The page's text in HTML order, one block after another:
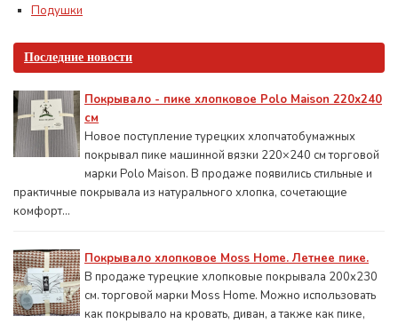
Последние новости
Покрывало - пике хлопковое Polo Maison 220х240
см
Новое поступление турецких хлопчатобумажных
покрывал пике машинной вязки 220×240 см торговой
марки Polo Maison. В продаже появились стильные и
практичные покрывала из натурального хлопка, сочетающие
комфорт...
Покрывало хлопковое Moss Home. Летнее пике.
В продаже турецкие хлопковые покрывала 200x230
см. торговой марки Moss Home. Можно использовать
как покрывало на кровать, диван, а также как пике,
Подушки